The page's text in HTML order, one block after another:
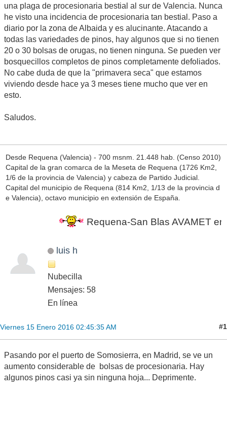
una plaga de procesionaria bestial al sur de Valencia. Nunca
he visto una incidencia de procesionaria tan bestial. Paso a
diario por la zona de Albaida y es alucinante. Atacando a
todas las variedades de pinos, hay algunos que si no tienen
20 o 30 bolsas de orugas, no tienen ninguna. Se pueden ver
bosquecillos completos de pinos completamente defoliados.
No cabe duda de que la "primavera seca" que estamos
viviendo desde hace ya 3 meses tiene mucho que ver en
esto.
Saludos.
Desde Requena (Valencia) - 700 msnm. 21.448 hab. (Censo 2010)
Capital de la gran comarca de la Meseta de Requena (1726 Km2,
1/6 de la provincia de Valencia) y cabeza de Partido Judicial.
Capital del municipio de Requena (814 Km2, 1/13 de la provincia d
e Valencia), octavo municipio en extensión de España.
Requena-San Blas AVAMET en
luis h
Nubecilla
Mensajes: 58
En línea
Viernes 15 Enero 2016 02:45:35 AM #1
Pasando por el puerto de Somosierra, en Madrid, se ve un
aumento considerable de bolsas de procesionaria. Hay
algunos pinos casi ya sin ninguna hoja... Deprimente.